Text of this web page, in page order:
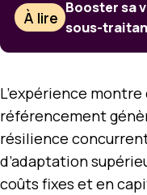
À lire
Booster sa
sous-
L’expérience
référencement
résilience
d’adaptation
coûts fixes et en